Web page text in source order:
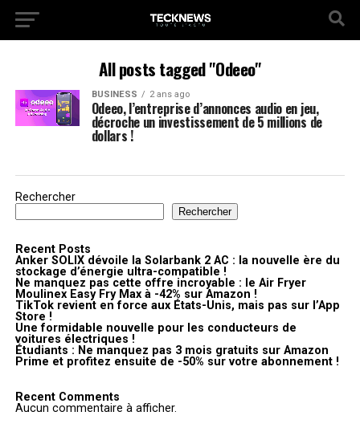
All posts tagged "Odeeo"
BUSINESS 2 ans ago
Odeeo, l’entreprise d’annonces audio en jeu,
décroche un investissement de 5 millions de
dollars !
Rechercher
Rechercher
Recent Posts
Anker SOLIX dévoile la Solarbank 2 AC : la nouvelle ère du
stockage d’énergie ultra-compatible !
Ne manquez pas cette offre incroyable : le Air Fryer
Moulinex Easy Fry Max à -42% sur Amazon !
TikTok revient en force aux États-Unis, mais pas sur l’App
Store !
Une formidable nouvelle pour les conducteurs de
voitures électriques !
Étudiants : Ne manquez pas 3 mois gratuits sur Amazon
Prime et profitez ensuite de -50% sur votre abonnement !
Recent Comments
Aucun commentaire à afficher.